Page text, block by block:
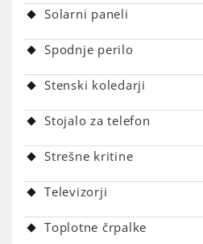
Solarni paneli
Spodnje perilo
Stenski koledarji
Stojalo za telefon
Strešne kritine
Televizorji
Toplotne črpalke